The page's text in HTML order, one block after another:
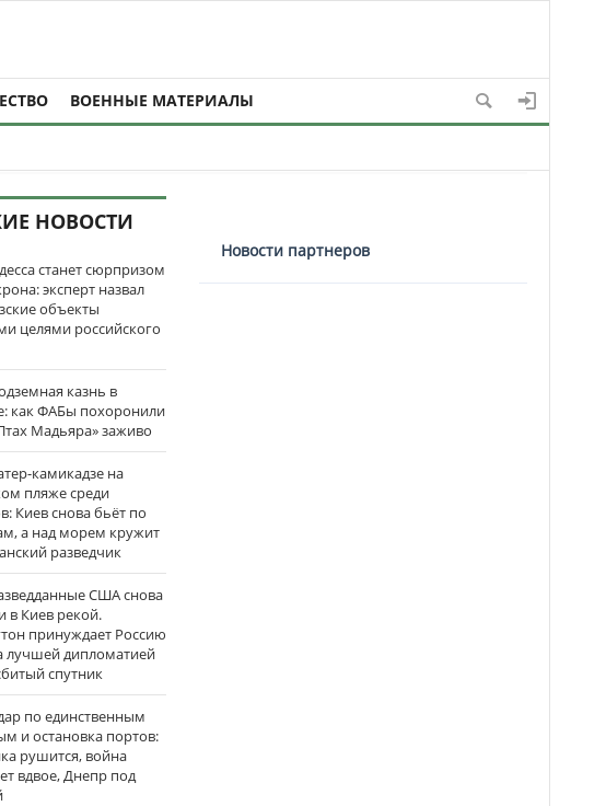
ВОЕННЫЕ МАТЕРИАЛЫ
НОВОСТИ
станет сюрпризом
эксперт назвал
объекты
целями российского
казнь в
как ФАБы похоронили
Мадьяра» заживо
камикадзе на
пляже среди
Киев снова бьёт по
а над морем кружит
разведчик
США снова
в Киев рекой.
принуждает Россию
лучшей дипломатией
спутник
по единственным
и остановка портов:
рушится, война
вдвое, Днепр под
Новости партнеров